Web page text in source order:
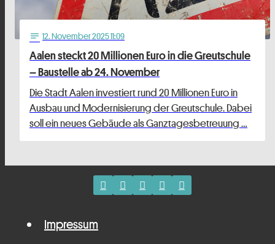
notes 12. November 2025 11:09
Aalen steckt 20 Millionen Euro in die Greutschule
– Baustelle ab 24. November
Die Stadt Aalen investiert rund 20 Millionen Euro in
Ausbau und Modernisierung der Greutschule. Dabei
soll ein neues Gebäude als Ganztagesbetreuung …
Impressum